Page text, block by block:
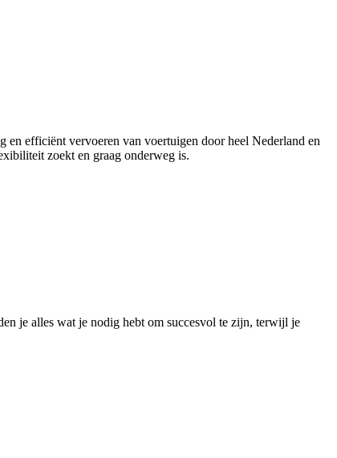
efficiënt vervoeren van voertuigen door heel Nederland en
zoekt en graag onderweg is.
je alles wat je nodig hebt om succesvol te zijn, terwijl je